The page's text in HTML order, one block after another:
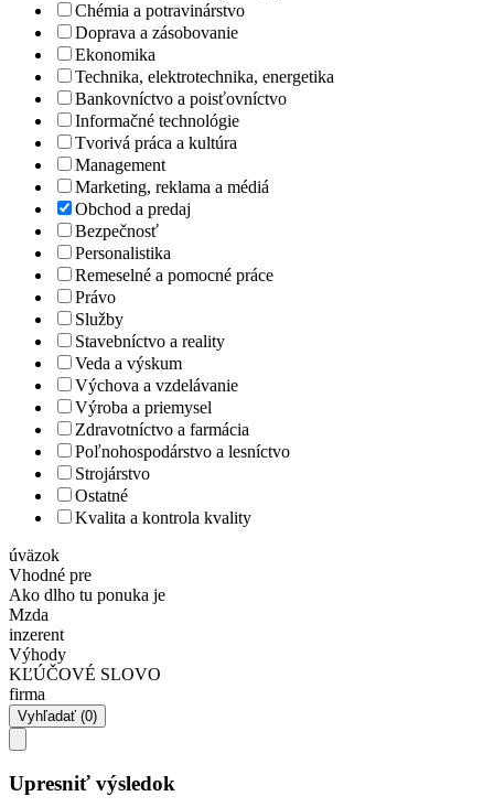
Chémia a potravinárstvo
Doprava a zásobovanie
Ekonomika
Technika, elektrotechnika, energetika
Bankovníctvo a poisťovníctvo
Informačné technológie
Tvorivá práca a kultúra
Management
Marketing, reklama a médiá
Obchod a predaj
Bezpečnosť
Personalistika
Remeselné a pomocné práce
Právo
Služby
Stavebníctvo a reality
Veda a výskum
Výchova a vzdelávanie
Výroba a priemysel
Zdravotníctvo a farmácia
Poľnohospodárstvo a lesníctvo
Strojárstvo
Ostatné
Kvalita a kontrola kvality
úväzok
Vhodné pre
Ako dlho tu ponuka je
Mzda
inzerent
Výhody
KĽÚČOVÉ SLOVO
firma
Upresniť výsledok